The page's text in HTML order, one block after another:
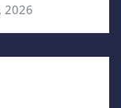
2026